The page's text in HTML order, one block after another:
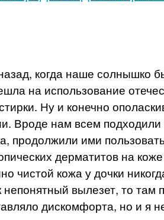
когда наше солнышко
на использование
Ну и конечно
Вроде нам всем подходили
продолжили ими
дерматитов на
чистой кожа у дочки
вылезет, то там
дискомфорта, но и я